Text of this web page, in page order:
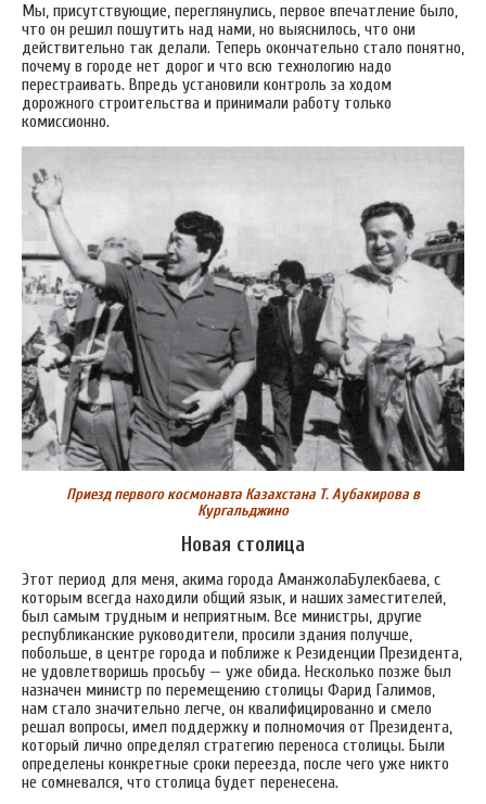
Мы, присутствующие, переглянулись, первое впечатление было,
что он решил пошутить над нами, но выяснилось, что они
действительно так делали. Теперь окончательно стало понятно,
почему в городе нет дорог и что всю технологию надо
перестраивать. Впредь установили контроль за ходом
дорожного строительства и принимали работу только
комиссионно.
Приезд первого космонавта Казахстана Т. Аубакирова в
Кургальджино
Новая столица
Этот период для меня, акима города АманжолаБулекбаева, с
которым всегда находили общий язык, и наших заместителей,
был самым трудным и неприятным. Все министры, другие
республиканские руководители, просили здания получше,
побольше, в центре города и поближе к Резиденции Президента,
не удовлетворишь просьбу — уже обида. Несколько позже был
назначен министр по перемещению столицы Фарид Галимов,
нам стало значительно легче, он квалифицированно и смело
решал вопросы, имел поддержку и полномочия от Президента,
который лично определял стратегию переноса столицы. Были
определены конкретные сроки переезда, после чего уже никто
не сомневался, что столица будет перенесена.